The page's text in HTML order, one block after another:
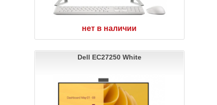
нет в наличии
Dell EC27250 White